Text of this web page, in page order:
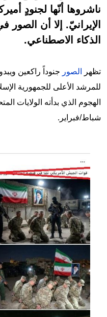
ناشروها أنّها لجنودٍ
الإيرانيّ. إلا أن
الذكاء الاصطناعي.
تظهر الصور جنوداً راكعين
للمرشد الأعلى للجمهورية
شباط/فبراير.